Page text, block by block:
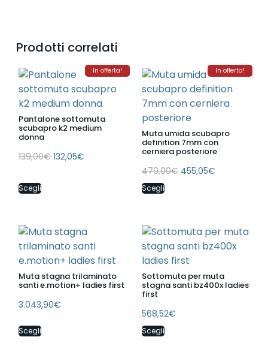
Prodotti correlati
In offerta!
Pantalone sottomuta
scubapro k2 medium
donna
139,00€ 132,05€
Scegli
In offerta!
Muta umida scubapro
definition 7mm con
cerniera posteriore
479,00€ 455,05€
Scegli
Muta stagna trilaminato
santi e.motion+ ladies first
3.043,90€
Scegli
Sottomuta per muta
stagna santi bz400x ladies
first
568,52€
Scegli